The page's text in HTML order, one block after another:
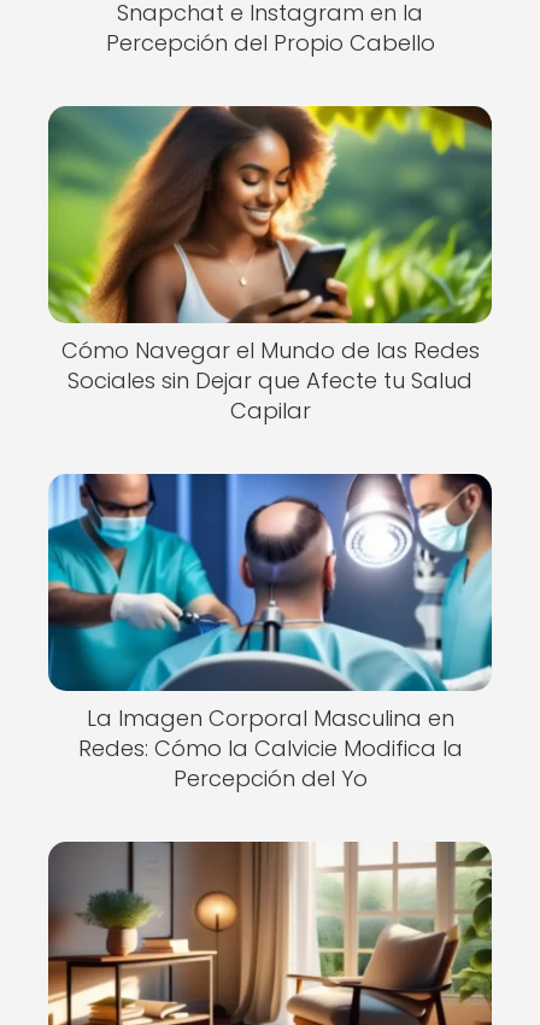
Snapchat e Instagram en la
Percepción del Propio Cabello
Cómo Navegar el Mundo de las Redes
Sociales sin Dejar que Afecte tu Salud
Capilar
La Imagen Corporal Masculina en
Redes: Cómo la Calvicie Modifica la
Percepción del Yo